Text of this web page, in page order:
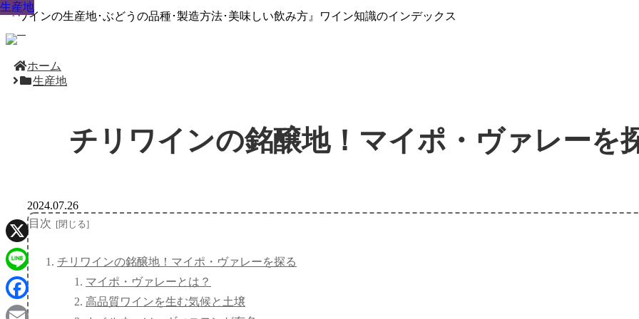
『ワインの生産地･ぶどうの品種･製造方法･美味しい飲み方』ワイン知識のインデックス
ホーム
生産地
チリワインの銘醸地！マイポ・ヴァレーを
生産地
2024.07.26
目次
チリワインの銘醸地！マイポ・ヴァレーを探る
マイポ・ヴァレーとは？
高品質ワインを生む気候と土壌
生産地
生産地
生産地
生産地
生産地
生産地
生産地
生産地
X
Line
Facebook